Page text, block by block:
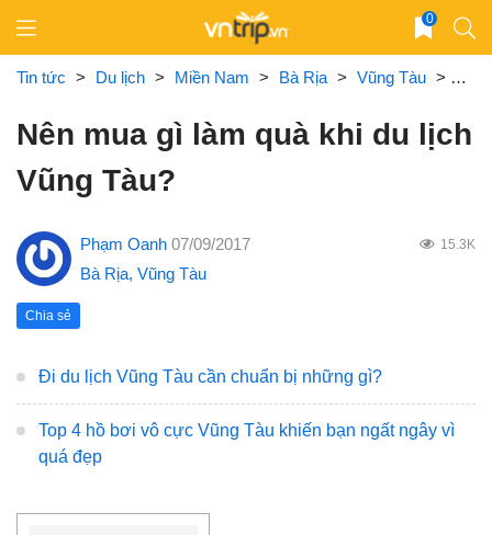
content
0
Tin tức > Du lịch > Miền Nam > Bà Rịa > Vũng Tàu > Nên
Nên mua gì làm quà khi du lịch
Vũng Tàu?
Phạm Oanh 07/09/2017 15.3K
Bà Rịa, Vũng Tàu
Chia sẻ
Đi du lịch Vũng Tàu cần chuẩn bị những gì?
Top 4 hồ bơi vô cực Vũng Tàu khiến bạn ngất ngây vì
quá đẹp